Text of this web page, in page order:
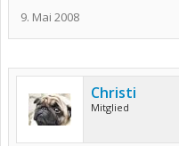
9. Mai 2008
Christi
Mitglied